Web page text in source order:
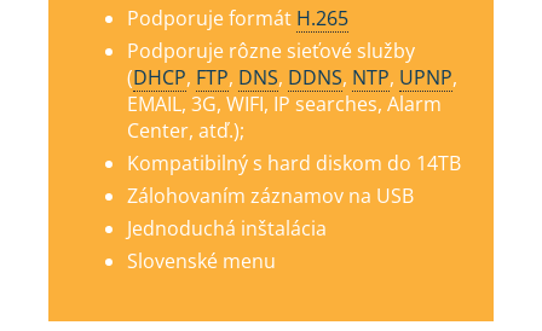
Podporuje formát H.265
Podporuje rôzne sieťové služby
(DHCP, FTP, DNS, DDNS, NTP, UPNP,
EMAIL, 3G, WIFI, IP searches, Alarm
Center, atď.);
Kompatibilný s hard diskom do 14TB
Zálohovaním záznamov na USB
Jednoduchá inštalácia
Slovenské menu